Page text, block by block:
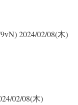
2024/02/08(木)
02/08(木)